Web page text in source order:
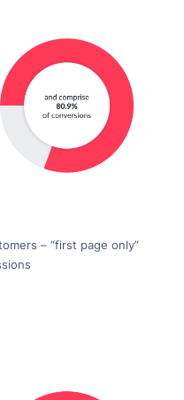
– “first page only”